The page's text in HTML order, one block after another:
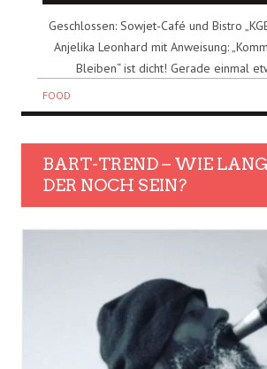
Geschlossen: Sowjet-Café und Bistro
Anjelika Leonhard mit Anweisung:
Bleiben“ ist dicht! Gerade einmal
FOOD
BART-TREND – WIE
DER NOCH SEIN?